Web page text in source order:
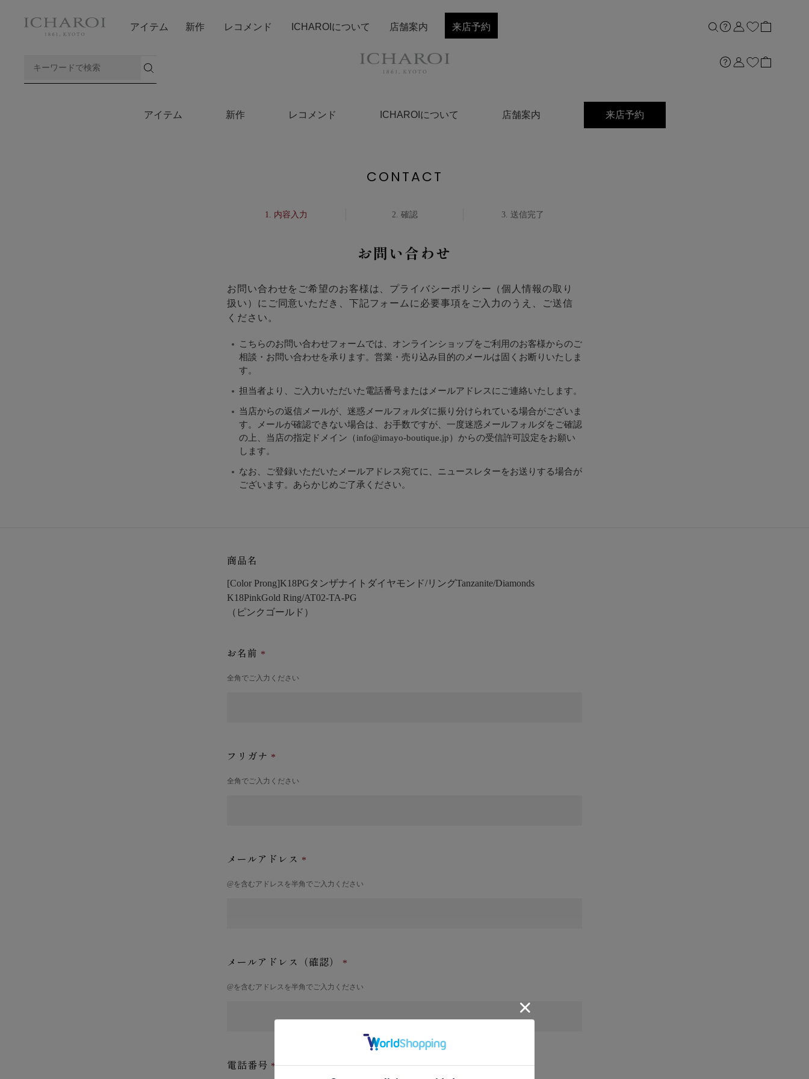
店舗案内
アイテム 新作 レコメンド ICHAROIについて 店舗案内 来店予約
アイテム 新作 レコメンド ICHAROIについて 店舗案内 来店予約
CONTACT
内容入力 確認 送信完了
お問い合わせ
お問い合わせをご希望のお客様は、 プライバシーポリシー （個人情報の取り
扱い）にご同意いただき、下記フォームに必要事項をご入力のうえ、ご送信
ください。
こちらのお問い合わせフォームでは、オンラインショップをご利用のお客様からのご
相談・お問い合わせを承ります。営業・売り込み目的のメールは固くお断りいたしま
す。
担当者より、ご入力いただいた電話番号またはメールアドレスにご連絡いたします。
当店からの返信メールが、迷惑メールフォルダに振り分けられている場合がございま
す。メールが確認できない場合は、お手数ですが、一度迷惑メールフォルダをご確認
の上、当店の指定ドメイン（info@imayo-boutique.jp）からの受信許可設定をお願い
します。
なお、ご登録いただいたメールアドレス宛てに、ニュースレターをお送りする場合が
ございます。あらかじめご了承ください。
商品名
[Color Prong]K18PGタンザナイトダイヤモンド/リングTanzanite/Diamonds
K18PinkGold Ring/AT02-TA-PG
（ピンクゴールド）
お名前
全角でご入力ください
フリガナ
全角でご入力ください
メールアドレス
@を含むアドレスを半角でご入力ください
メールアドレス（確認）
@を含むアドレスを半角でご入力ください
電話番号